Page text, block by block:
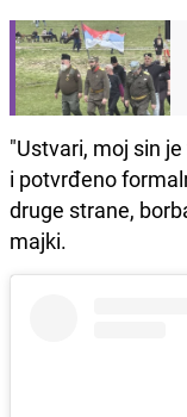
"Ustvari, moj sin
i potvrđeno
druge strane,
majki.